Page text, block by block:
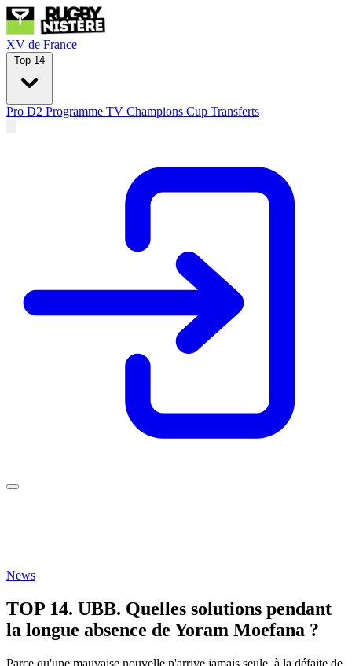
XV de France
Top 14
Pro D2 Programme TV Champions Cup Transferts
News
TOP 14. UBB. Quelles solutions pendant
la longue absence de Yoram Moefana ?
Parce qu'une mauvaise nouvelle n'arrive jamais seule, à la défaite de